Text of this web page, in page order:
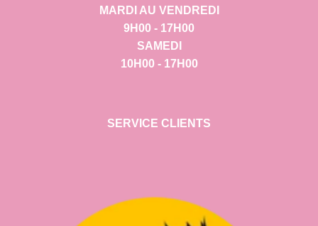
MARDI AU VENDREDI
9H00 - 17H00
SAMEDI
10H00 - 17H00
SERVICE CLIENTS